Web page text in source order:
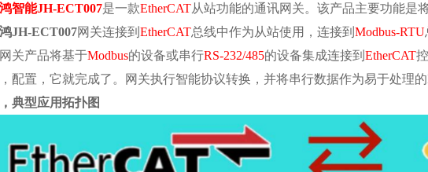
智能JH-ECT007是一款EtherCAT从站功能的通讯网关。该产品主要功能是
JH-ECT007网关连接到 EtherCAT总线中作为从站使用，连接到 Modbus-RTU
关产品将基于Modbus的设备或串行RS-232/485的设备集成连接到 EtherCAT
配置，它就完成了。网关执行智能协议转换，并将串行数据作为易于处理的
典型应用拓扑图